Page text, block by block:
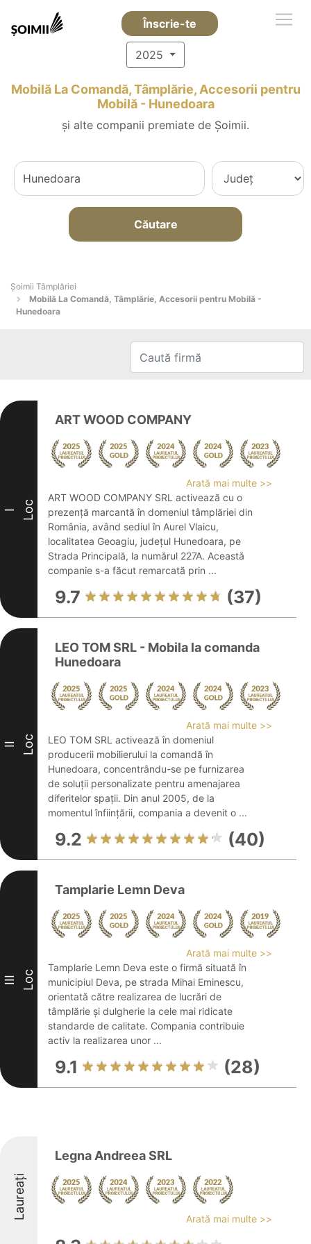
Înscrie-te
2025
Mobilă La Comandă, Tâmplărie, Accesorii pentru
Mobilă - Hunedoara
și alte companii premiate de Șoimii.
Căutare
Șoimii Tâmplăriei
Mobilă La Comandă, Tâmplărie, Accesorii pentru Mobilă -
Hunedoara
I Loc
ART WOOD COMPANY
Arată mai multe >>
ART WOOD COMPANY SRL activează cu o
prezență marcantă în domeniul tâmplăriei din
România, având sediul în Aurel Vlaicu,
localitatea Geoagiu, județul Hunedoara, pe
Strada Principală, la numărul 227A. Această
companie s-a făcut remarcată prin ...
9.7 (37)
II Loc
LEO TOM SRL - Mobila la comanda
Hunedoara
Arată mai multe >>
LEO TOM SRL activează în domeniul
producerii mobilierului la comandă în
Hunedoara, concentrându-se pe furnizarea
de soluții personalizate pentru amenajarea
diferitelor spații. Din anul 2005, de la
momentul înființării, compania a devenit o ...
9.2 (40)
III Loc
Tamplarie Lemn Deva
Arată mai multe >>
Tamplarie Lemn Deva este o firmă situată în
municipiul Deva, pe strada Mihai Eminescu,
orientată către realizarea de lucrări de
tâmplărie și dulgherie la cele mai ridicate
standarde de calitate. Compania contribuie
activ la realizarea unor ...
9.1 (28)
Laureați
Legna Andreea SRL
Arată mai multe >>